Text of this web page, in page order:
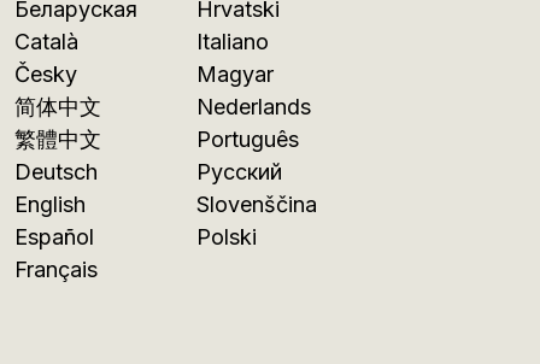
Беларуская
Català
Česky
简体中文
繁體中文
Deutsch
English
Español
Français
Hrvatski
Italiano
Magyar
Nederlands
Português
Русский
Slovenščina
Polski